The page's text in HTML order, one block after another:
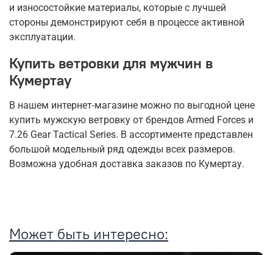
и износостойкие материалы, которые с лучшей
стороны демонстрируют себя в процессе активной
эксплуатации.
Купить ветровки для мужчин в
Кумертау
В нашем интернет-магазине можно по выгодной цене
купить мужскую ветровку от брендов Armed Forces и
7.26 Gear Tactical Series. В ассортименте представлен
большой модельный ряд одежды всех размеров.
Возможна удобная доставка заказов по Кумертау.
Может быть интересно: